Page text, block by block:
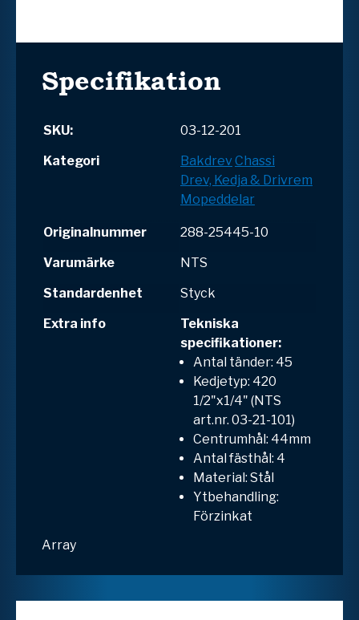
Specifikation
SKU:
03-12-201
Kategori
BakdrevChassi
Drev, Kedja & Drivrem
Mopeddelar
Originalnummer
288-25445-10
Varumärke
NTS
Standardenhet
Styck
Extra info
Tekniska
specifikationer:
Antal tänder: 45
Kedjetyp: 420
1/2"x1/4" (NTS
art.nr. 03-21-101)
Centrumhål: 44mm
Antal fästhål: 4
Material: Stål
Ytbehandling:
Förzinkat
Array